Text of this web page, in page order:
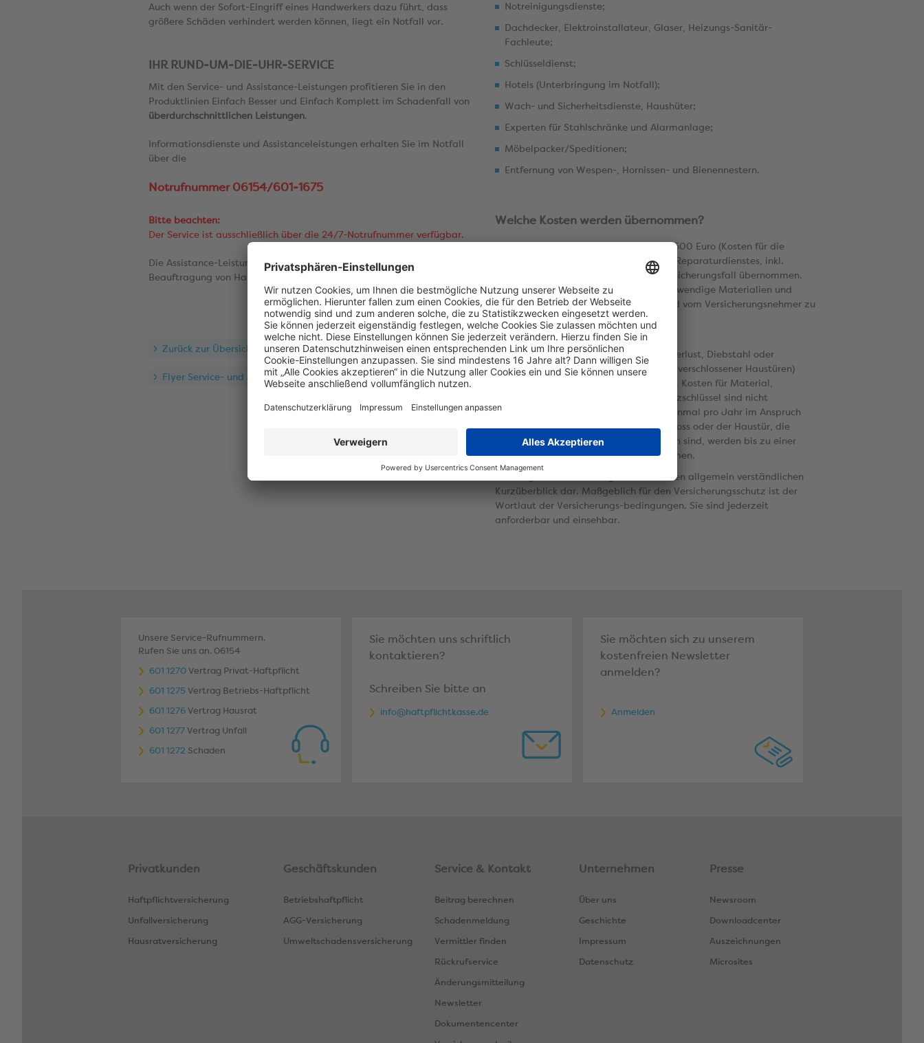
Auch wenn der Sofort-Eingriff eines Handwerkers dazu führt, dass
größere Schäden verhindert werden können, liegt ein Notfall vor.
IHR RUND-UM- DIE-UHR-SERVICE
Mit den Service- und Assistance-Leistungen profitieren Sie in den
Produktlinien Einfach Besser und Einfach Komplett im Schadenfall von
überdurchschnittlichen Leistungen.
Informationsdienste und Assistanceleistungen erhalten Sie im Notfall
über die
Notrufnummer 06154/601-1675
Bitte beachten:
Der Service ist ausschließlich über die 24/7-Notrufnummer verfügbar.
Die Assistance-Leistungen beinhalten im Notfall eine Vermittlung und
Beauftragung von Handwerkerdiensten.
Zurück zur Übersicht
Flyer Service- und Assistance-Leistungen
Notreinigungsdienste;
Dachdecker, Elektroinstallateur, Glaser, Heizungs-Sanitär-
Fachleute;
Schlüsseldienst;
Hotels (Unterbringung im Notfall);
Wach- und Sicherheitsdienste, Haushüter;
Experten für Stahlschränke und Alarmanlage;
Möbelpacker/Speditionen;
Entfernung von Wespen-, Hornissen- und Bienennestern.
Welche Kosten werden übernommen?
Für jede Notreparatur werden bis zu 500 Euro (Kosten für die
Organisation, d.h. Beauftragung des Reparaturdienstes, inkl.
Fahrtkosten und Notreparatur) je Versicherungsfall übernommen.
Hierzu zählen auch die Kosten für notwendige Materialien und
Ersatzteile. Kosten über 500 Euro sind vom Versicherungsnehmer zu
übernehmen.
Kosten für einen Schlüsseldienst bei Verlust, Diebstahl oder
Aussperren (Anfahrt sowie das Öffnen verschlossener Haustüren)
werden bis zu 500 Euro übernommen. Kosten für Material,
Ersatzteile, neue Schlösser bzw. Ersatzschlüssel sind nicht
versichert. Der Schlüsseldienst kann einmal pro Jahr im Anspruch
genommen werden. Schäden am Schloss oder der Haustür, die
aufgrund von Vandalismus entstanden sind, werden bis zu einer
Schadenhöhe von 500 Euro übernommen.
Die aufgeführten Leistungen stellen einen allgemein verständlichen
Kurzüberblick dar. Maßgeblich für den Versicherungsschutz ist der
Wortlaut der Versicherungs-bedingungen. Sie sind jederzeit
anforderbar und einsehbar.
Unsere Service-Rufnummern.
Rufen Sie uns an. 06154
601 1270 Vertrag Privat-Haftpflicht
601 1275 Vertrag Betriebs-Haftpflicht
601 1276 Vertrag Hausrat
601 1277 Vertrag Unfall
601 1272 Schaden
Sie möchten uns schriftlich
kontaktieren?
Schreiben Sie bitte an
info@haftpflichtkasse.de
Sie möchten sich zu unserem
kostenfreien Newsletter
anmelden?
Anmelden
Privatkunden
Haftpflichtversicherung
Unfallversicherung
Hausratversicherung
Geschäftskunden
Betriebshaftpflicht
AGG-Versicherung
Umweltschadensversicherung
Service & Kontakt
Beitrag berechnen
Schadenmeldung
Vermittler finden
Rückrufservice
Änderungsmitteilung
Newsletter
Dokumentencenter
Unternehmen
Über uns
Geschichte
Impressum
Datenschutz
Presse
Newsroom
Downloadcenter
Auszeichnungen
Microsites